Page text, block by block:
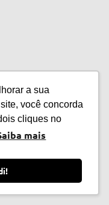
a sua
você concorda
cliques no
mais